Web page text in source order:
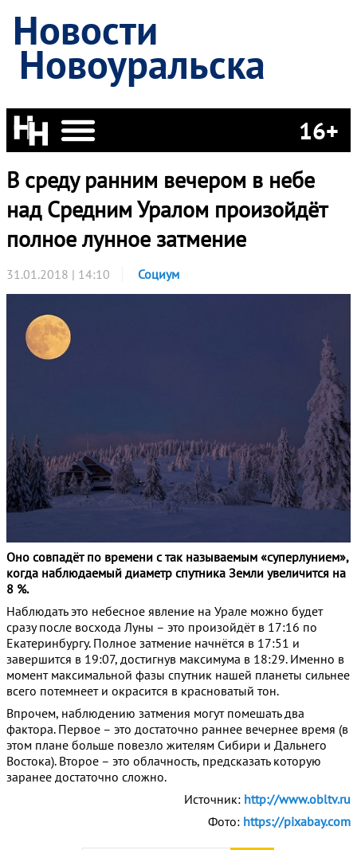
Новости
Новоуральска
16+
В среду ранним вечером в небе
над Средним Уралом произойдёт
полное лунное затмение
31.01.2018 | 14:10 Социум
Оно совпадёт по времени с так называемым «суперлунием»,
когда наблюдаемый диаметр спутника Земли увеличится на
8 %.
Наблюдать это небесное явление на Урале можно будет
сразу после восхода Луны – это произойдёт в 17:16 по
Екатеринбургу. Полное затмение начнётся в 17:51 и
завершится в 19:07, достигнув максимума в 18:29. Именно в
момент максимальной фазы спутник нашей планеты сильнее
всего потемнеет и окрасится в красноватый тон.
Впрочем, наблюдению затмения могут помешать два
фактора. Первое – это достаточно раннее вечернее время (в
этом плане больше повезло жителям Сибири и Дальнего
Востока). Второе – это облачность, предсказать которую
заранее достаточно сложно.
Источник: http://www.obltv.ru
Фото: https://pixabay.com